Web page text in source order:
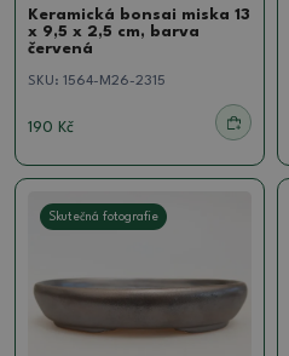
Keramická bonsai miska 13
x 9,5 x 2,5 cm, barva
červená
SKU: 1564-M26-2315
190 Kč
Skutečná fotografie